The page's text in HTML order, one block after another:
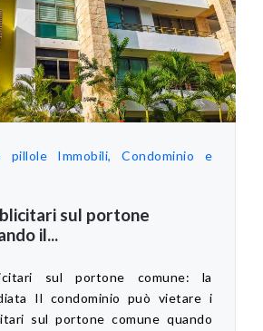
pillole
Immobili, Condominio e
sul portone
il...
sul portone comune: la
Il condominio può vietare i
sul portone comune quando